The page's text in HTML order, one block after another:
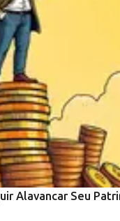
Alavancar Seu